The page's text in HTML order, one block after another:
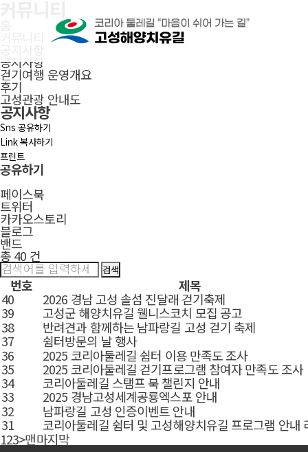
공지사항
걷기여행 운영개요
후기
고성관광 안내도
공지사항
Sns 공유하기
Link 복사하기
프린트
공유하기
닫
기
페이스북
트위터
카카오스토리
블로그
밴드
총 40 건
번호
제목
40 2026 경남 고성 솔섬 진달래 걷기축제
39
고성군 해양치유길 웰니스코치 모집 공고
38
반려견과 함께하는 남파랑길 고성 걷기 축제
37
쉼터방문의 날 행사
36
2025 코리아둘레길 쉼터 이용 만족도 조사
35 2025 코리아둘레길 걷기프로그램 참여자 만족도 조사
34 코리아둘레길 스탬프 북 챌린지 안내
33
2025 경남고성세계공룡엑스포 안내
32
남파랑길 고성 인증이벤트 안내
31
코리아둘레길 쉼터 및 고성해양치유길 프로그램 안내
123>맨마지막